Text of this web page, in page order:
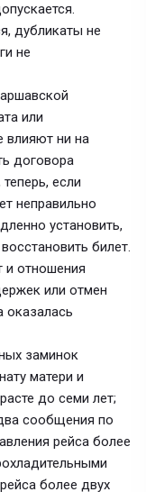
дубликаты не
не
или
влияют ни на
договора
если
неправильно
установить,
билет.
и отношения
или отмен
оказалась
заминок
матери и
до семи лет;
сообщения по
рейса более
более двух